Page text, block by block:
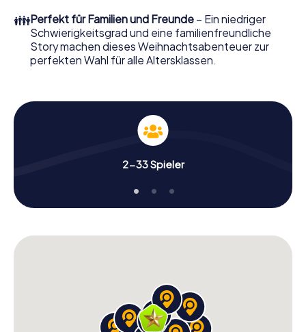
Teambuilding und eine stimmungsvolle
Weihnachtsthematik. Gönnen Sie Ihren Kollegen also
einen unvergesslichen Ausklang des Jahres und planen Sie
unser X-Mas Adventure als Programmpunkt Ihrer
👪Perfekt für Familien und Freunde – Ein niedriger
Schwierigkeitsgrad und eine familienfreundliche
Story machen dieses Weihnachtsabenteuer zur
perfekten Wahl für alle Altersklassen.
2-33 Spieler